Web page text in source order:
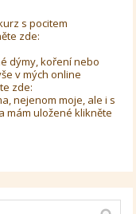
s pocitem
zde:
dýmy, koření nebo
v mých online
zde:
nejenom moje, ale i s
mám uložené klikněte